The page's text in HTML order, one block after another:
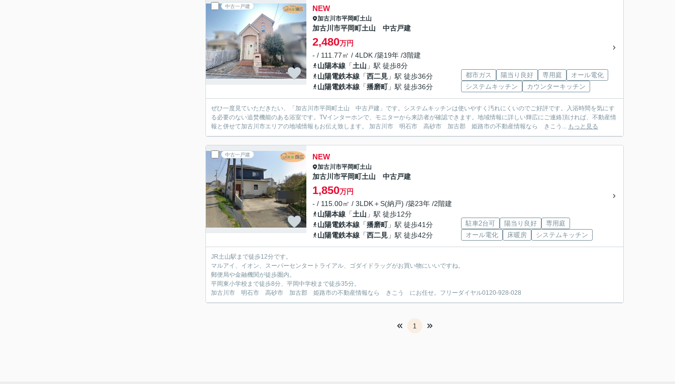
中古一戸建 NEW
加古川市平岡町土山
加古川市平岡町土山 中古戸建
2,480万円
- / 111.77㎡ / 4LDK /築19年 /3階建
山陽本線 「土山 」駅 徒歩8分
山陽電鉄本線 「西二見 」駅 徒歩36分
山陽電鉄本線 「播磨町」駅 徒歩36分
都市ガス 陽当り良好 専用庭
オール電化
システムキッチン
カウンターキッチン
ぜひ一度見ていただきたい、「加古川市平岡町土山 中古戸建」です。システムキッチンは使いやすく汚れにくいのでご好評です。入浴時間を気にす
る必要のない追焚機能のある浴室です。TVインターホンで、モニターから来訪者が確認できます。地域情報に詳しい輝広にご連絡頂ければ、不動産情
報と併せて加古川市エリアの地域情報もお伝え致します。 加古川市 明石市 高砂市 加古郡 姫路市の不動産情報なら きこう... もっと見る
中古一戸建 NEW
加古川市平岡町土山
加古川市平岡町土山 中古戸建
1,850万円
- / 115.00㎡ / 3LDK＋S(納戸) /築23年 /2階建
山陽本線 「土山 」駅 徒歩12分
山陽電鉄本線 「播磨町」駅 徒歩41分
山陽電鉄本線 「西二見 」駅 徒歩42分
駐車2台可 陽当り良好
専用庭
オール電化
床暖房 システムキッチン
JR土山駅まで徒歩12分です。
マルアイ、イオン、スーパーセンタートライアル、ゴダイドラッグがお買い物にいいですね。
郵便局や金融機関が徒歩圏内。
平岡東小学校まで徒歩8分、平岡中学校まで徒歩35分。
加古川市 明石市 高砂市 加古郡 姫路市の不動産情報なら きこう にお任せ。フリーダイヤル0120-928-028
1